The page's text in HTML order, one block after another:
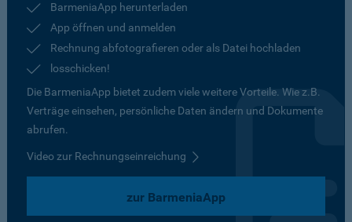
BarmeniaApp herunterladen
App öffnen und anmelden
Rechnung abfotografieren oder als Datei hochladen
losschicken!
Die BarmeniaApp bietet zudem viele weitere Vorteile. Wie z.B.
Verträge einsehen, persönliche Daten ändern und Dokumente
abrufen.
Video zur Rechnungseinreichung
zur BarmeniaApp